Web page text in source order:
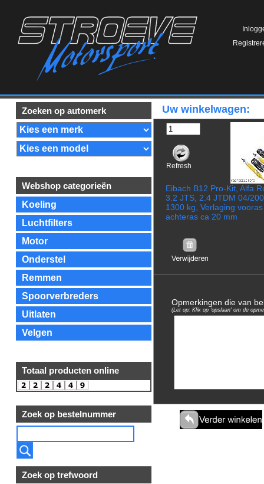
Zoeken op automerk
Webshop categorieën
Koeling
Luchtfilters
Motor
Onderstel
Remmen
Spoorverbreders
Uitlaten
Velgen
Totaal producten online
Zoek op bestelnummer
Zoek op trefwoord
Uw winkelwagen:
Refresh
Eibach B12 Pro-Kit, Alfa
3.2 JTS, 2.4 JTDM 04/
1300 kg, Verlaging
achteras ca 20 mm
Opmerkingen die van
(Let op: Klik op 'opslaan' om de